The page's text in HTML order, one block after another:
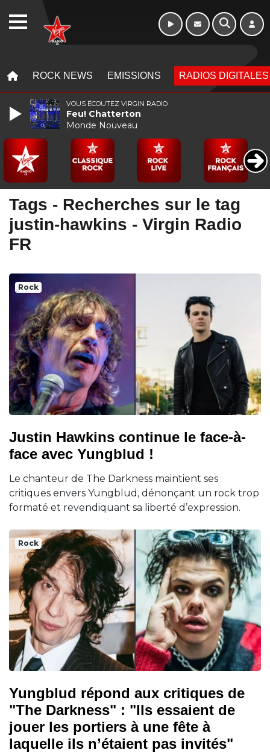
ROCK NEWS EMISSIONS RADIOS DIGITALES
Tags - Recherches sur le tag
justin-hawkins - Virgin Radio
FR
Rock
Justin Hawkins continue le face-à-
face avec Yungblud !
Le chanteur de The Darkness maintient ses
critiques envers Yungblud, dénonçant un rock trop
formaté et revendiquant sa liberté d’expression.
Rock
Yungblud répond aux critiques de
"The Darkness" : "Ils essaient de
jouer les portiers à une fête à
laquelle ils n’étaient pas invités"
VOUS ÉCOUTEZ VIRGIN RADIO
Feu! Chatterton
Monde Nouveau
WEBRADIO 16h - 20h